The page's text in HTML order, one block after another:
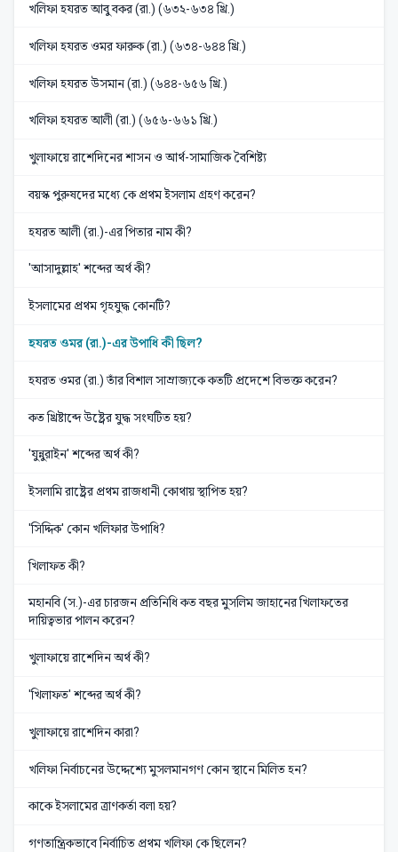
খলিফা হযরত আবু বকর (রা.) (৬৩২-৬৩৪ খ্রি.)
খলিফা হযরত ওমর ফারুক (রা.) (৬৩৪-৬৪৪ খ্রি.)
খলিফা হযরত উসমান (রা.) (৬৪৪-৬৫৬ খ্রি.)
খলিফা হযরত আলী (রা.) (৬৫৬-৬৬১ খ্রি.)
খুলাফায়ে রাশেদিনের শাসন ও আর্থ-সামাজিক বৈশিষ্ট্য
বয়স্ক পুরুষদের মধ্যে কে প্রথম ইসলাম গ্রহণ করেন?
হযরত আলী (রা.)-এর পিতার নাম কী?
'আসাদুল্লাহ' শব্দের অর্থ কী?
ইসলামের প্রথম গৃহযুদ্ধ কোনটি?
হযরত ওমর (রা.)-এর উপাধি কী ছিল?
হযরত ওমর (রা.) তাঁর বিশাল সাম্রাজ্যকে কতটি প্রদেশে বিভক্ত করেন?
কত খ্রিষ্টাব্দে উষ্ট্রের যুদ্ধ সংঘটিত হয়?
'যুন্নুরাইন' শব্দের অর্থ কী?
ইসলামি রাষ্ট্রের প্রথম রাজধানী কোথায় স্থাপিত হয়?
'সিদ্দিক' কোন খলিফার উপাধি?
খিলাফত কী?
মহানবি (স.)-এর চারজন প্রতিনিধি কত বছর মুসলিম জাহানের খিলাফতের
দায়িত্বভার পালন করেন?
খুলাফায়ে রাশেদিন অর্থ কী?
'খিলাফত' শব্দের অর্থ কী?
খুলাফায়ে রাশেদিন কারা?
খলিফা নির্বাচনের উদ্দেশ্যে মুসলমানগণ কোন স্থানে মিলিত হন?
কাকে ইসলামের ত্রাণকর্তা বলা হয়?
গণতান্ত্রিকভাবে নির্বাচিত প্রথম খলিফা কে ছিলেন?